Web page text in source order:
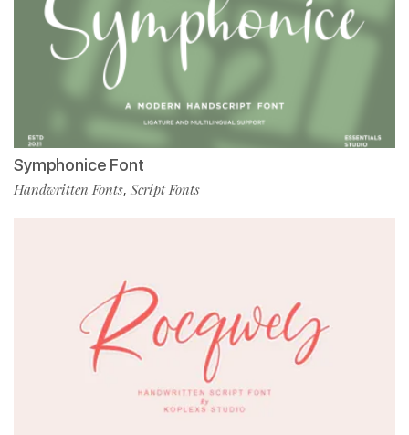
Symphonice Font
Handwritten Fonts, Script Fonts